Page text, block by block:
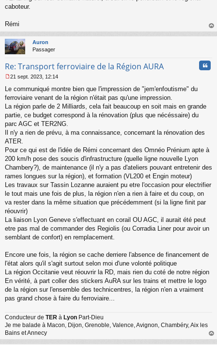
caboteur.
Rémi
au
Auron
Passager
Re: Transport ferroviaire de la Région AURA
e
s
g
e
n
o
u
21 sept. 2023, 12:14
Le communiqué montre bien que l'impression de "jem'enfoutisme" du
ferroviaire venant de la région n'était pas qu'une impression.
La région parle de 2 Milliards, cela fait beaucoup en soit mais en grande
partie, ce budget correspond à la rénovation (plus que nécéssaire) du
parc AGC et TER2NG.
Il n'y a rien de prévu, à ma connaissance, concernant la rénovation des
ATER.
Pour ce qui est de l'idée de Rémi concernant des Omnéo Prénium apte à
200 km/h pose des soucis d'infrastructure (quelle ligne nouvelle Lyon
Chambery?), de maintenance (il n'y a pas d'ateliers pouvant entretenir des
rames longues sur la région), et formation (VL200 et Engin moteur)
Les travaux sur Tassin Lozanne auraient pu etre l'occasion pour electrifier
le tout mais une fois de plus, la région n'en a rien à faire et du coup, on
va rester dans la même situation que précédemment (si la ligne finit par
réouvrir)
La liaison Lyon Geneve s'effectuant en corail OU AGC, il aurait été peut
etre pas mal de commander des Regiolis (ou Corradia Liner pour avoir un
semblant de confort) en remplacement.
Encore une fois, la région se cache derriere l'absence de financement de
l'état alors qu'il s'agit surtout selon moi d'une volonté politique
La région Occitanie veut réouvrir la RD, mais rien du coté de notre région
En vérité, à part coller des stickers AuRA sur les trains et mettre le logo
de la région sur l'ensemble des technicentres, la région n'en a vraiment
pas grand chose à faire du ferroviaire...
Conducteur de TER à Lyon Part-Dieu
Je me balade à Macon, Dijon, Grenoble, Valence, Avignon, Chambéry, Aix les
Bains et Annecy
au